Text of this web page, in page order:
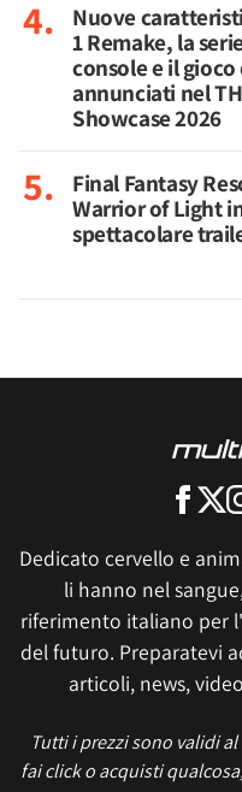
Nuove
1 Remake, la
console e il
annunciati nel
Showcase 2026
Final Fantasy
Warrior of Light
spettacolare
Dedicato cervello e
li hanno nel
riferimento italiano per
del futuro. Preparatevi
articoli, news,
Tutti i prezzi sono validi
fai click o acquisti